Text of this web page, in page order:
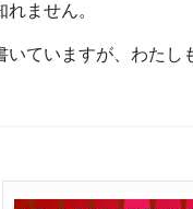
ません。
いていますが、わたし